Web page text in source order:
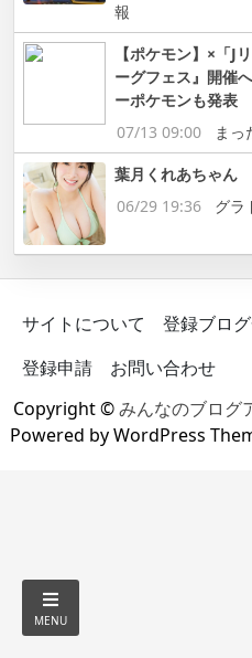
報
【ポケモン】×「J
ーグフェス』開催
ーポケモンも発表
07/13 09:00
まっ
葉月くれあちゃん
06/29 19:36
グラ
サイトについて 登録ブロ
登録申請
お問い合わせ
Copyright ©みんなのブログ
Powered by WordPress
MENU